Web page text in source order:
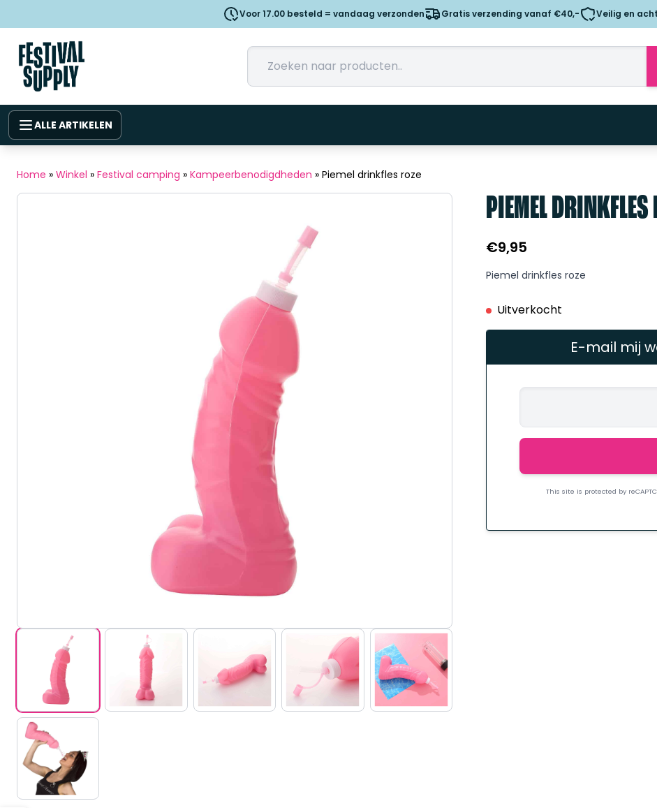
Voor 17.00 besteld = vandaag verzonden Gratis verzending vanaf €40,- Veilig en
ALLE ARTIKELEN
Home » Winkel » Festival camping » Kampeerbenodigdheden » Piemel drinkfles roze
PIEMEL DRINKFLES
€9,95
Piemel drinkfles roze
Uitverkocht
E-mail mij
This site is protected by